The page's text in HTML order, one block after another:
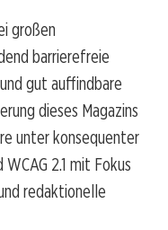
großen
barrierefreie
gut auffindbare
dieses Magazins
unter konsequenter
2.1 mit Fokus
redaktionelle